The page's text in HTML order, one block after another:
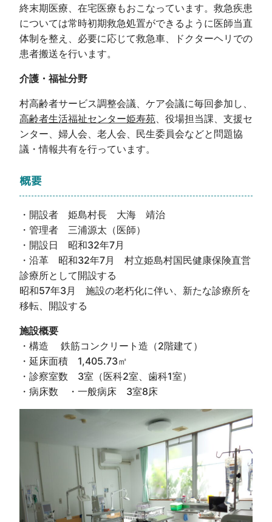
終末期医療、在宅医療もおこなっています。救急疾患
については常時初期救急処置ができるように医師当直
体制を整え、必要に応じて救急車、ドクターヘリでの
患者搬送を行います。
介護・福祉分野
村高齢者サービス調整会議、ケア会議に毎回参加し、
高齢者生活福祉センター姫寿苑 、役場担当課、支援セ
ンター、婦人会、老人会、民生委員会などと問題協
議・情報共有を行っています。
概要
・開設者 姫島村長 大海 靖治
・管理者 三浦源太（医師）
・開設日 昭和32年7月
・沿革 昭和32年7月 村立姫島村国民健康保険直営
診療所として開設する
昭和57年3月 施設の老朽化に伴い、新たな診療所を
移転、開設する
施設概要
・構造 鉄筋コンクリート造（2階建て）
・延床面積 1,405.73㎡
・診察室数 3室（医科2室、歯科1室）
・病床数 ・一般病床 3室8床